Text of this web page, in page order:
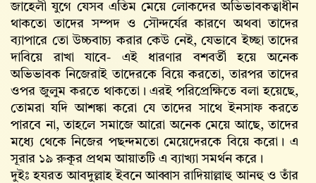
জাহেলী যুগে যেসব এতিম মেয়ে লোকদের অভিভাবকত্বাধীন
থাকতো তাদের সম্পদ ও সৌন্দর্যের কারণে অথবা তাদের
ব্যাপারে তো উচ্চবাচ্য করার কেউ নেই, যেভাবে ইচ্ছা তাদের
দাবিয়ে রাখা যাবে- এই ধারণার বশবর্তী হয়ে অনেক
অভিভাবক নিজেরাই তাদেরকে বিয়ে করতো, তারপর তাদের
ওপর জুলুম করতে থাকতো। এরই পরিপ্রেক্ষিতে বলা হয়েছে,
তোমরা যদি আশঙ্কা করো যে তাদের সাথে ইনসাফ করতে
পারবে না, তাহলে সমাজে আরো অনেক মেয়ে আছে, তাদের
মধ্যে থেকে নিজের পছন্দমতো মেয়েদেরকে বিয়ে করো। এ
সূরার ১৯ রুকূর প্রথম আয়াতটি এ ব্যাখ্যা সমর্থন করে।
দুইঃ হযরত আবদুল্লাহ ইবনে আব্বাস রাদিয়াল্লাহু আনহু ও তাঁর